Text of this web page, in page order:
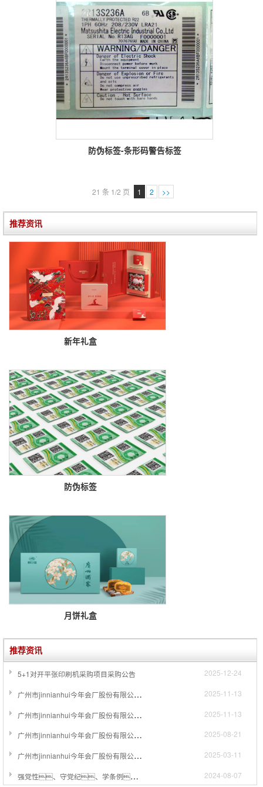
防伪标签-条形码警告标签
21 条 1/2 页 1 2 >>
推荐资讯
新年礼盒
防伪标签
月饼礼盒
推荐资讯
5+1对开平张印刷机采购项目采购公告 2025-12-24
广州市jinnianhui今年会厂股份有限公司关于采购一台检糊一体机项目采购公告 2025-11-13
广州市jinnianhui今年会厂股份有限公司关于采购一台单张纸喷码检测设备项目采购公告 2025-11-13
广州市jinnianhui今年会厂股份有限公司关于采购一台自动烫金机设备采购公告 2025-08-21
广州市jinnianhui今年会厂股份有限公司关于出租粘盒后工序自动化（精品礼盒）生产线设备公告采购公告 2025-03-11
强党性、守党纪、学条例、税企共建绘新篇 --- 国家税务总局广州市海珠区税务局征收管理科党支部、 国家税务总局广州市海珠区税务局信息中心党支部、 广州市jinnianhui今年会厂股份有限公司包装印刷党支部“联学联建联创” 2024-08-07